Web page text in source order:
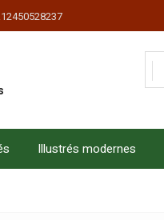
Illustrés modernes